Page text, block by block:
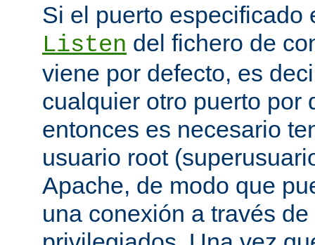
Si el puerto especificado
Listen del fichero de
viene por defecto, es
cualquier otro puerto por
entonces es necesario
usuario root
Apache, de modo que
una conexión a través